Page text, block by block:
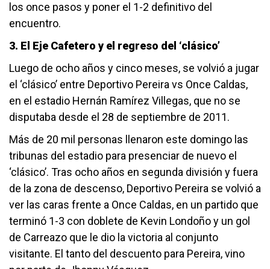
los once pasos y poner el 1-2 definitivo del
encuentro.
3. El Eje Cafetero y el regreso del ‘clásico’
Luego de ocho años y cinco meses, se volvió a jugar
el ‘clásico’ entre Deportivo Pereira vs Once Caldas,
en el estadio Hernán Ramírez Villegas, que no se
disputaba desde el 28 de septiembre de 2011.
Más de 20 mil personas llenaron este domingo las
tribunas del estadio para presenciar de nuevo el
‘clásico’. Tras ocho años en segunda división y fuera
de la zona de descenso, Deportivo Pereira se volvió a
ver las caras frente a Once Caldas, en un partido que
terminó 1-3 con doblete de Kevin Londoño y un gol
de Carreazo que le dio la victoria al conjunto
visitante. El tanto del descuento para Pereira, vino